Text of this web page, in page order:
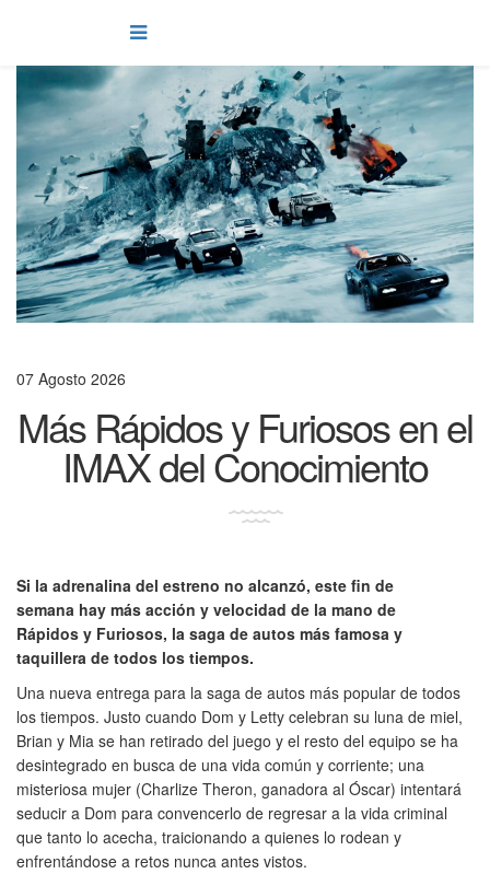
07 Agosto 2026
Más Rápidos y Furiosos en el
IMAX del Conocimiento
Si la adrenalina del estreno no alcanzó, este fin de
semana hay más acción y velocidad de la mano de
Rápidos y Furiosos, la saga de autos más famosa y
taquillera de todos los tiempos.
Una nueva entrega para la saga de autos más popular de todos
los tiempos. Justo cuando Dom y Letty celebran su luna de miel,
Brian y Mia se han retirado del juego y el resto del equipo se ha
desintegrado en busca de una vida común y corriente; una
misteriosa mujer (Charlize Theron, ganadora al Óscar) intentará
seducir a Dom para convencerlo de regresar a la vida criminal
que tanto lo acecha, traicionando a quienes lo rodean y
enfrentándose a retos nunca antes vistos.